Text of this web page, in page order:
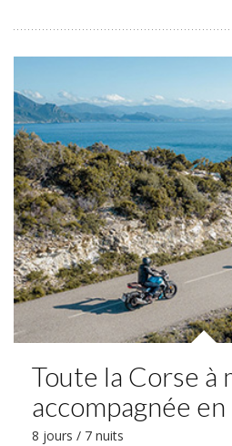
Toute la Corse à
accompagnée
8 jours / 7 nuits